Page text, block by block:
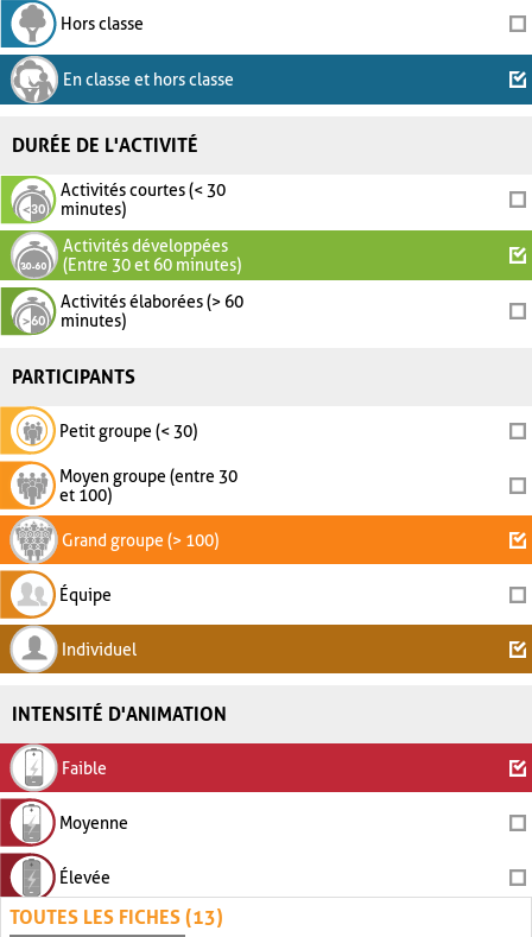
Hors classe
En classe et hors classe
DURÉE DE L'ACTIVITÉ
Activités courtes (< 30
minutes)
Activités développées
(Entre 30 et 60 minutes)
Activités élaborées (> 60
minutes)
PARTICIPANTS
Petit groupe (< 30)
Moyen groupe (entre 30
et 100)
Grand groupe (> 100)
Équipe
Individuel
INTENSITÉ D'ANIMATION
Faible
Moyenne
Élevée
TOUTES LES FICHES (13)